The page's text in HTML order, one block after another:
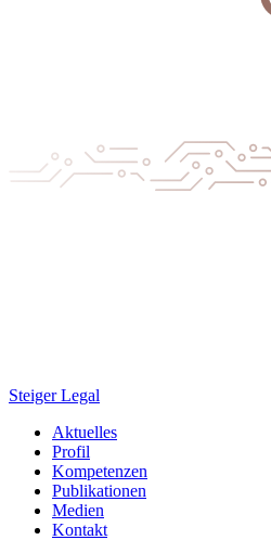
Steiger Legal
Aktuelles
Profil
Kompetenzen
Publikationen
Medien
Kontakt